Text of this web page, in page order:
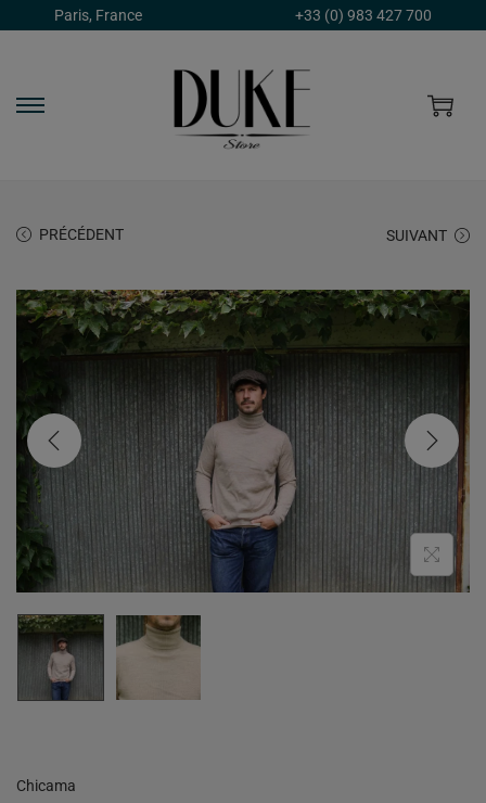
Paris, France +33 (0) 983 427 700
PRÉCÉDENT SUIVANT
Chicama